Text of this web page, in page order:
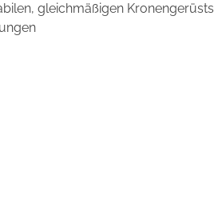
gleichmäßigen Kronengerüsts